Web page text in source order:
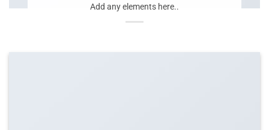
Add any elements here..